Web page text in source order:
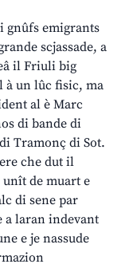
gnûfs emigrants
scjassade, a
il Friuli big
à un lûc fisic, ma
al è Marc
di bande di
Tramonç di Sot.
che dut il
de muart e
di sene par
a laran indevant
e je nassude